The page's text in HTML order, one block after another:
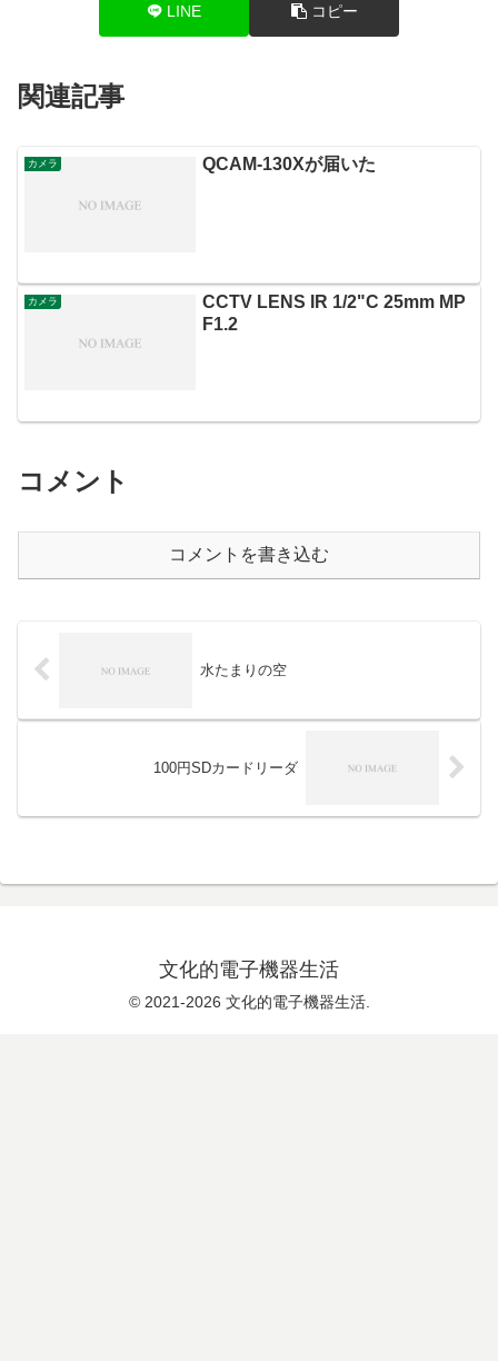
LINE コピー
関連記事
カメラ QCAM-130Xが届いた
カメラ
CCTV LENS IR 1/2"C 25mm MP
F1.2
コメント
コメントを書き込む
水たまりの空
100円SDカードリーダ
文化的電子機器生活
© 2021-2026 文化的電子機器生活.